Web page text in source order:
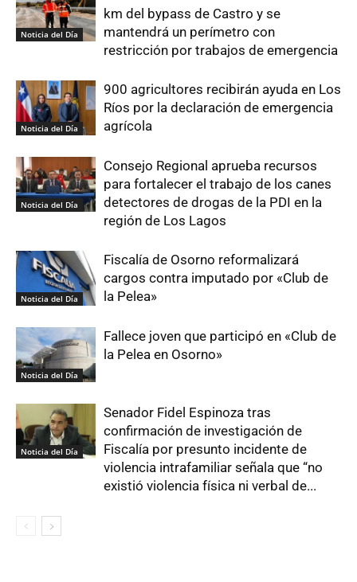
Noticia del Día
km del bypass de Castro y se
mantendrá un perímetro con
restricción por trabajos de emergencia
Noticia del Día
900 agricultores recibirán ayuda en Los
Ríos por la declaración de emergencia
agrícola
Noticia del Día
Consejo Regional aprueba recursos
para fortalecer el trabajo de los canes
detectores de drogas de la PDI en la
región de Los Lagos
Noticia del Día
Fiscalía de Osorno reformalizará
cargos contra imputado por «Club de
la Pelea»
Noticia del Día
Fallece joven que participó en «Club de
la Pelea en Osorno»
Noticia del Día
Senador Fidel Espinoza tras
confirmación de investigación de
Fiscalía por presunto incidente de
violencia intrafamiliar señala que “no
existió violencia física ni verbal de...